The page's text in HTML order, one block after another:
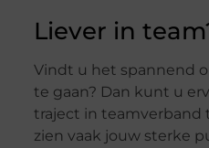
Liever in
Vindt u het spannend
te gaan? Dan kunt u
traject in teamverband
zien vaak jouw sterke